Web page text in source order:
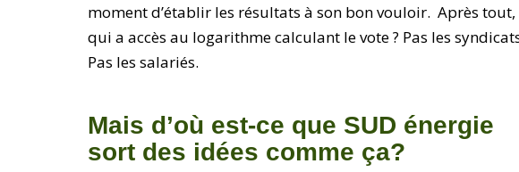
moment d’établir les résultats à son bon vouloir. Après tout,
qui a accès au logarithme calculant le vote ? Pas les
Pas les salariés.
Mais d’où est-ce que SUD énergie
sort des idées comme ça?